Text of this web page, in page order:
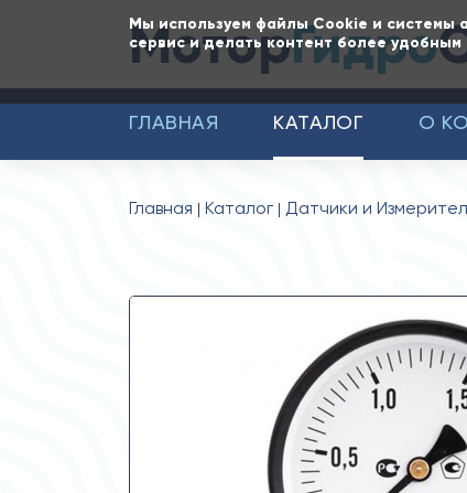
Мы используем файлы Cookie и системы
сервис и делать контент более
МоторГидро
ГЛАВНАЯ КАТАЛОГ О
Главная Каталог Датчики и